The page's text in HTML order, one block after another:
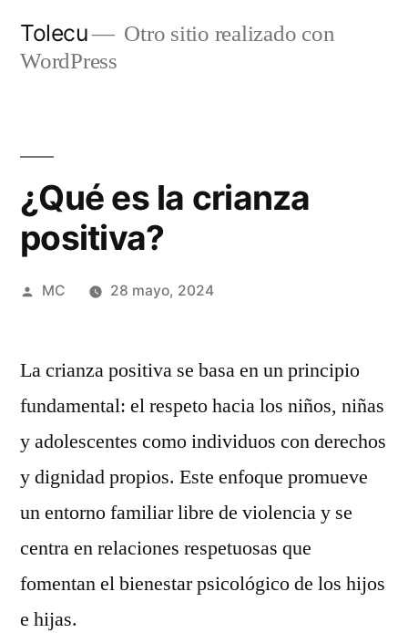
Tolecu
Otro sitio realizado con
WordPress
¿Qué es la crianza
positiva?
Publicado
MC 28 mayo, 2024
La crianza positiva se basa en un principio
fundamental: el respeto hacia los niños, niñas
y adolescentes como individuos con derechos
y dignidad propios. Este enfoque promueve
un entorno familiar libre de violencia y se
centra en relaciones respetuosas que
fomentan el bienestar psicológico de los hijos
e hijas.